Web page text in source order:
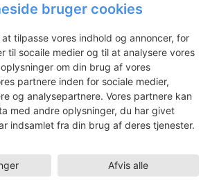
og tricks
8×10” mest blevet brugt til
portrætter og arkitektur.
8×10” kameraer i Danmark har
findes der
af.
bruger cookies
tilpasse vores indhold og annoncer, for
til socaile medier og til at analysere vores
om din brug af vores
partnere inden for sociale medier,
og analysepartnere. Vores partnere kan
med andre oplysninger, du har givet
indsamlet fra din brug af deres tjenester.
Afvis alle